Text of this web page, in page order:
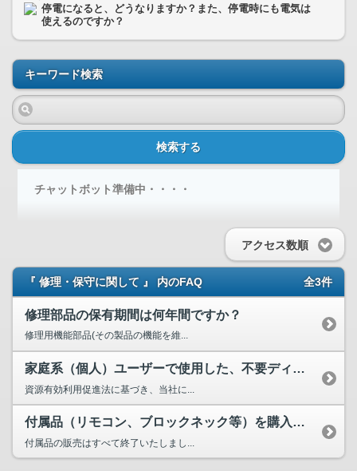
停電になると、どうなりますか？また、停電時にも電気は
使えるのですか？
キーワード検索
検索する
チャットボット準備中・・・・
アクセス数順
『 修理・保守に関して 』 内のFAQ 全3件
修理部品の保有期間は何年間ですか？
修理用機能部品(その製品の機能を維...
家庭系（個人）ユーザーで使用した、不要ディスプレイの廃棄方法は？
資源有効利用促進法に基づき、当社に...
付属品（リモコン、ブロックネック等）を購入したいのですが。
付属品の販売はすべて終了いたしまし...